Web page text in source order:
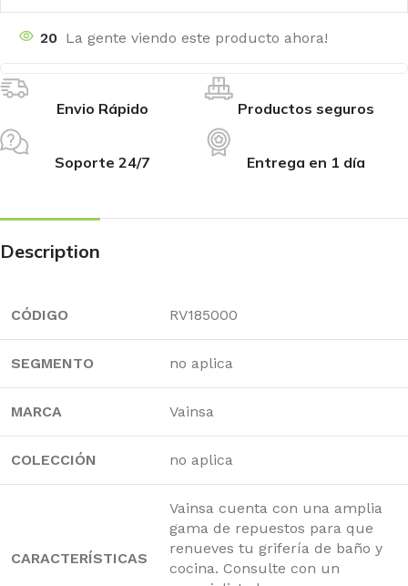
20 La gente viendo este producto ahora!
Envio Rápido Productos seguros
Soporte 24/7 Entrega en 1 día
Description
CÓDIGO RV185000
SEGMENTO no aplica
MARCA Vainsa
COLECCIÓN no aplica
CARACTERÍSTICAS
Vainsa cuenta con una amplia
gama de repuestos para que
renueves tu grifería de baño y
cocina. Consulte con un